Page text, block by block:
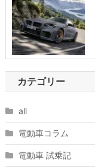
カテゴリー
all
電動車コラム
電動車 試乗記